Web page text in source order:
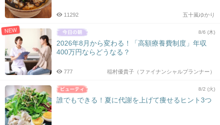
五十嵐ゆかり
11292
NEW 8/6 (木)
2026年8月から変わる！「高額療養費制度」年収
400万円ならどうなる？
稲村優貴子（ファイナンシャルプランナー）
777
8/2 (火)
誰でもできる！夏に代謝を上げて痩せるヒント3つ